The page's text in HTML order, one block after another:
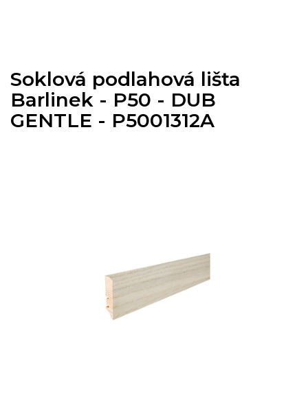
Soklová podlahová lišta
Barlinek - P50 - DUB
GENTLE - P5001312A